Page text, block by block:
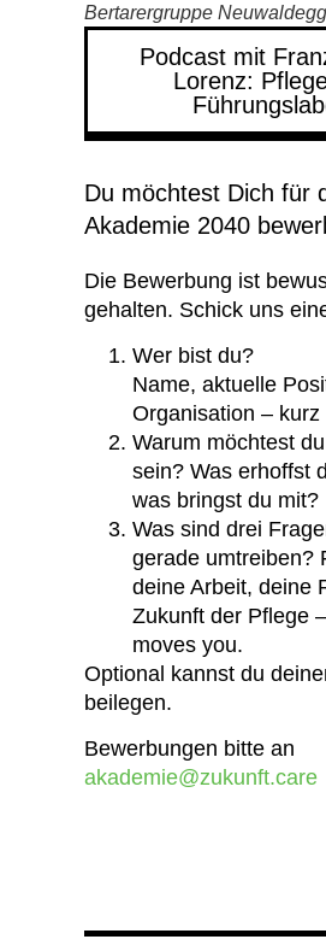
Bertarergruppe Neuwaldegg
Podcast mit
Lorenz:
Du möchtest Dich für
Akademie 2040
Die Bewerbung ist
gehalten. Schick uns
Wer bist du?
Name, aktuelle
Organisation – kurz
Warum möchtest
sein? Was erhoffst
was bringst du mit?
Was sind drei
gerade umtreiben?
deine Arbeit, deine
Zukunft der Pflege
moves you.
Optional kannst du
beilegen.
Bewerbungen bitte an
akademie@zukunft.care